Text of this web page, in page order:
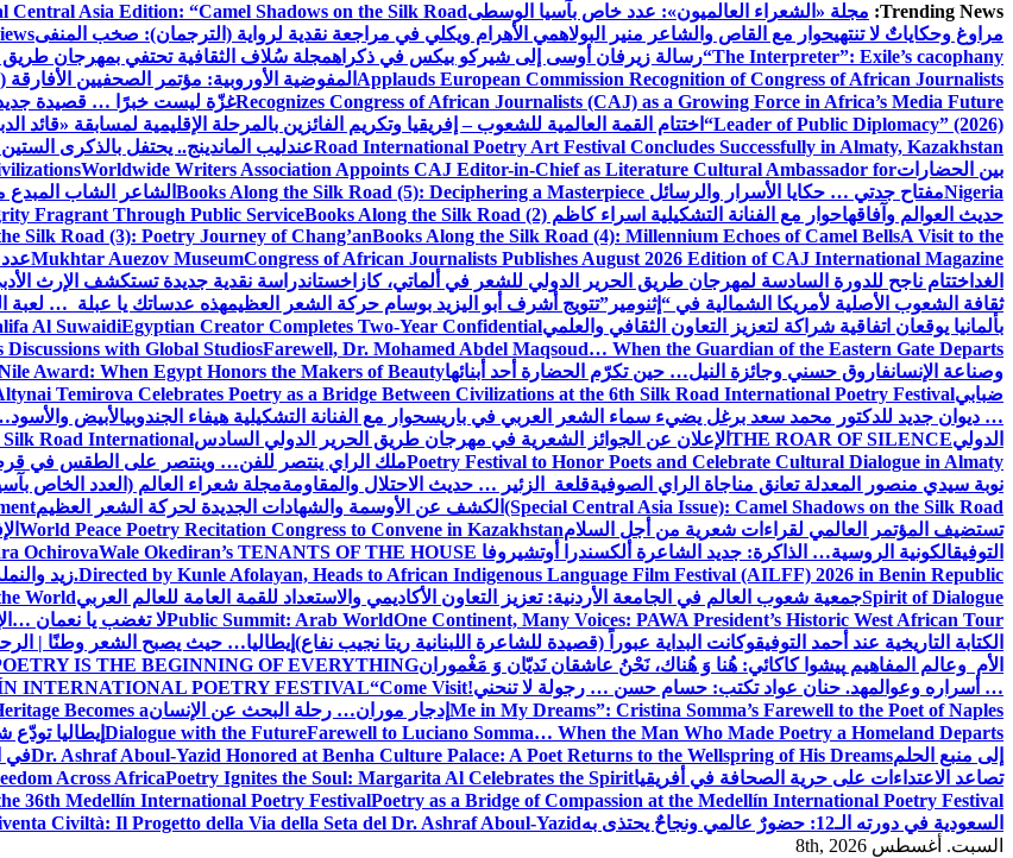
Trending News: مجلة «الشعراء العالميون»: عدد خاص بآسيا الوسطىCentral Asia Edition: “Camel Shadows on the Silk Road”
مراوغ وحكاياتٌ لا تنتهيحوار مع القاص والشاعر منير البولاهمي الأهرام ويكلي في مراجعة نقدية لرواية (الترجمان): صخب المنفى
“The Interpreter”: Exile’s cacophanyرسالة زيرفان أوسى إلى شيركو بيكس في ذكراهمجلة سُلاف الثقافية تحتفي بمهرجان طريق
Applauds European Commission Recognition of Congress of African Journalists المفوضية الأوروبية: مؤتمر الصحفيين الأفارقة (CAJ) قوة متنامية في مستقبل الإعلام الإفريقي
Recognizes Congress of African Journalists (CAJ) as a Growing Force in Africa’s Media Futureغزّة ليست خبرًا … قصيدة
“Leader of Public Diplomacy” (2026) اختتام القمة العالمية للشعوب – إفريقيا وتكريم الفائزين بالمرحلة الإقليمية لمسابقة «قائد
Road International Poetry Art Festival Concludes Successfully in Almaty, Kazakhstanعندليب الماندينج.. يحتفل بالذكرى
بين الحضاراتWorldwide Writers Association Appoints CAJ Editor-in-Chief as Literature Cultural Ambassador for
Nigeriaمفتاح جدتي … حكايا الأسرار والرسائل Books Along the Silk Road (5): Deciphering a Masterpiece الشاعر الشاب المبدع
حديث العوالم وآفاقهاحوار مع الفنانة التشكيلية اسراء كاظم Fragrant Through Public ServiceBooks Along the Silk Road (2)
Silk Road (3): Poetry Journey of Chang’anBooks Along the Silk Road (4): Millennium Echoes of Camel BellsA Visit to the
Mukhtar Auezov MuseumCongress of African Journalists Publishes August 2026 Edition of CAJ International Magazine
الغد اختتام ناجح للدورة السادسة لمهرجان طريق الحرير الدولي للشعر في ألماتي، كازاخستاندراسة نقدية جديدة تستكشف الإرث
ثقافة الشعوب الأصلية لأمريكا الشمالية في “إثنومير”تتويج أشرف أبو اليزيد بوسام حركة الشعر العظيمهذه عدساتك يا عبلة … لعبة
بألمانيا يوقعان اتفاقية شراكة لتعزيز التعاون الثقافي والعلمي
Al SuwaidiEgyptian Creator Completes Two-Year Confidential
with Global StudiosFarewell, Dr. Mohamed Abdel Maqsoud… When the Guardian of the Eastern Gate Departs
وصناعة الإنسانفاروق حسني وجائزة النيل… حين تكرّم الحضارة أحد أبنائهاAward: When Egypt Honors the Makers of Beauty
ضبابيTemirova Celebrates Poetry as a Bridge Between Civilizations at the 6th Silk Road International Poetry Festival
… ديوان جديد للدكتور محمد سعد برغل يضيء سماء الشعر العربي في باريسحوار مع الفنانة التشكيلية هيفاء الجندوبيالأبيض
الدوليTHE ROAR OF SILENCE الإعلان عن الجوائز الشعرية في مهرجان طريق الحرير الدولي السادسSilk Road International
Poetry Festival to Honor Poets and Celebrate Cultural Dialogue in Almatyملك الراي ينتصر للفن… وينتصر على الطقس في
نوبة سيدي منصور المعدلة تعانق مناجاة الراي الصوفيةقلعة الزئير … حديث الاحتلال والمقاومةمجلة شعراء العالم (العدد الخاص
(Special Central Asia Issue): Camel Shadows on the Silk Road الكشف عن الأوسمة والشهادات الجديدة لحركة الشعر العظيم
تستضيف المؤتمر العالمي لقراءات شعرية من أجل السلامWorld Peace Poetry Recitation Congress to Convene in Kazakhstan
التوفيقالكونية الروسية… الذاكرة: جديد الشاعرة ألكسندرا أوتشيروفا OchirovaWale Okediran’s TENANTS OF THE HOUSE
Directed by Kunle Afolayan, Heads to African Indigenous Language Film Festival (AILFF) 2026 in Benin Republic. زيد
Spirit of Dialogueجمعية شعوب العالم في الجامعة الأردنية: تعزيز التعاون الأكاديمي والاستعداد للقمة العامة للعالم العربيWorld
Public Summit: Arab WorldOne Continent, Many Voices: PAWA President’s Historic West African Tour لا تغضب يا نعمان
الكتابة التاريخية عند أحمد التوفيقوكانت البداية عبوراً (قصيدة للشاعرة اللبنانية ريتا نجيب نفاع) إيطاليا… حيث يصبح الشعر وطنًا |
الأم وعالم المفاهيم پیشوا کاکائي: هُنا وَ هُناك، نَحْنُ عاشقان نَديّان وَ مَغْمورانIS THE BEGINNING OF EVERYTHING
… أسراره وعوالمهد. حنان عواد تكتب: حسام حسن … رجولة لا تنحني! INTERNATIONAL POETRY FESTIVAL“Come Visit
Me in My Dreams”: Cristina Somma’s Farewell to the Poet of Naples إدجار موران… رحلة البحث عن الإنسانBecomes a
Dialogue with the FutureFarewell to Luciano Somma… When the Man Who Made Poetry a Homeland Departs إيطاليا تودّع
إلى منبع الحلمDr. Ashraf Aboul-Yazid Honored at Benha Culture Palace: A Poet Returns to the Wellspring of His Dreamsفي
تصاعد الاعتداءات على حرية الصحافة في أفريقيا
Across AfricaPoetry Ignites the Soul: Margarita Al Celebrates the Spirit
36th Medellín International Poetry FestivalPoetry as a Bridge of Compassion at the Medellín International Poetry Festival
السعودية في دورته الـ12: حضورٌ عالمي ونجاحٌ يحتذى به
Civiltà: Il Progetto della Via della Seta del Dr. Ashraf Aboul-Yazid
السبت. أغسطس 8th, 2026